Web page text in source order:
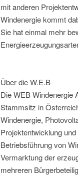
mit anderen
Windenergie kommt
Sie hat einmal mehr
Über die W.E.B
Die WEB Windenergie
Stammsitz in
Windenergie,
Projektentwicklung
Betriebsführung von
Vermarktung der
mehreren